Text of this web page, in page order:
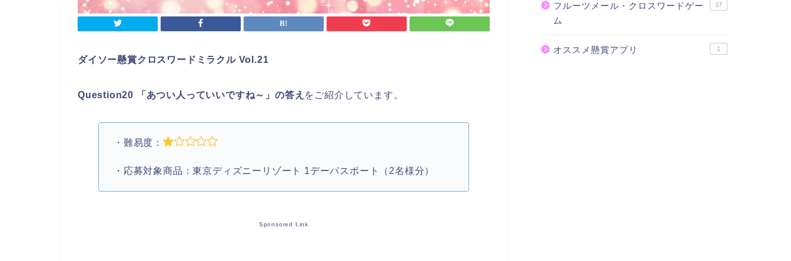
ダイソー懸賞クロスワードミラクル Vol.21
Question20 「あつい人っていいですね～」の答え をご紹介しています。
・難易度：
・応募対象商品：東京ディズニーリゾート 1デーパスポート（2名様分）
Sponsored Link
フルーツメール・クロスワードゲー
ム
37
オススメ懸賞アプリ 1